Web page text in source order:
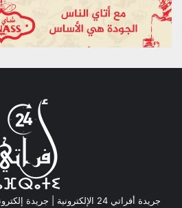
جريدة أفراتي 24 الإلكترونية |